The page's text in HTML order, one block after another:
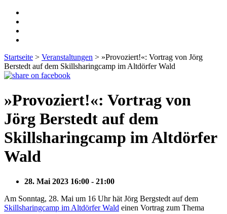
Startseite > Veranstaltungen > »Provoziert!«: Vortrag von Jörg
Berstedt auf dem Skillsharingcamp im Altdörfer Wald
»Provoziert!«: Vortrag von
Jörg Berstedt auf dem
Skillsharingcamp im Altdörfer
Wald
28. Mai 2023 16:00 - 21:00
Am Sonntag, 28. Mai um 16 Uhr hät Jörg Bergstedt auf dem
Skillsharingcamp im Altdörfer Wald einen Vortrag zum Thema